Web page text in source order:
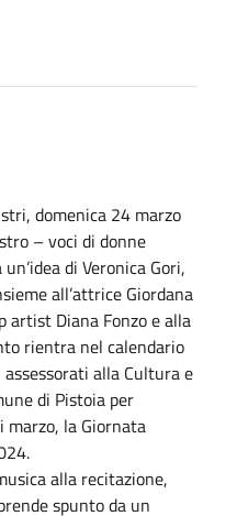
domenica 24 marzo
– voci di donne
di Veronica Gori,
all’attrice Giordana
artist Diana Fonzo e alla
rientra nel calendario
alla Cultura e
di Pistoia per
la Giornata
alla recitazione,
spunto da un